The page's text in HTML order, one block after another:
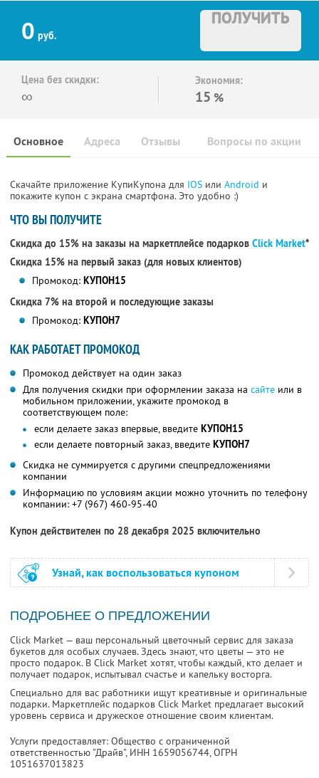
0 руб.
ПОЛУЧИТЬ
Цена без скидки:
∞
Экономия:
15 %
Основное Отзывы Вопросы по акции
Адреса
Скачайте приложение КупиКупона для IOS или Android и
покажите купон с экрана смартфона. Это удобно :)
ЧТО ВЫ ПОЛУЧИТЕ
Скидка до 15% на заказы на маркетплейсе подарков Click Market*
Скидка 15% на первый заказ (для новых клиентов)
Промокод: КУПОН15
Скидка 7% на второй и последующие заказы
Промокод: КУПОН7
КАК РАБОТАЕТ ПРОМОКОД
Промокод действует на один заказ
Для получения скидки при оформлении заказа на сайте или в
мобильном приложении, укажите промокод в
соответствующем поле:
если делаете заказ впервые, введите КУПОН15
если делаете повторный заказ, введите КУПОН7
Скидка не суммируется с другими спецпредложениями
компании
Информацию по условиям акции можно уточнить по телефону
компании: +7 (967) 460-95-40
Купон действителен по 28 декабря 2025 включительно
Узнай, как воспользоваться купоном
ПОДРОБНЕЕ О ПРЕДЛОЖЕНИИ
Click Market — ваш персональный цветочный сервис для заказа
букетов для особых случаев. Здесь знают, что цветы — это не
просто подарок. В Click Market хотят, чтобы каждый, кто делает и
получает подарок, испытывал счастье и капельку восторга.
Специально для вас работники ищут креативные и оригинальные
подарки. Маркетплейс подарков Click Market предлагает высокий
уровень сервиса и дружеское отношение своим клиентам.
Услуги предоставляет: Общество с ограниченной
ответственностью "Драйв", ИНН 1659056744, ОГРН
1051637013823